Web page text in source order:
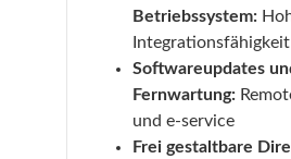
Betriebssystem:
Integrationsfähigkeit
Softwareupdates
Fernwartung:
und e-service
Frei gestaltbare